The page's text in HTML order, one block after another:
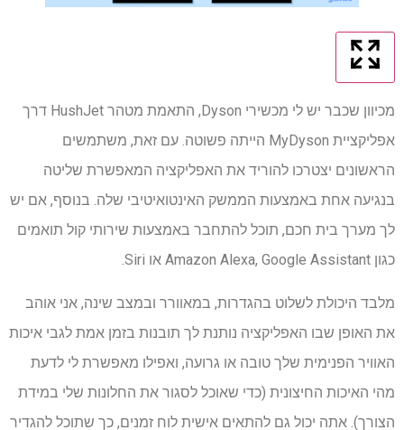
מכיוון שכבר יש לי מכשירי Dyson, התאמת מטהר HushJet דרך
אפליקציית MyDyson הייתה פשוטה. עם זאת, משתמשים
הראשונים יצטרכו להוריד את האפליקציה המאפשרת שליטה
בנגיעה אחת באמצעות הממשק האינטואיטיבי שלה. בנוסף, אם יש
לך מערך בית חכם, תוכל להתחבר באמצעות שירותי קול תואמים
כגון Amazon Alexa, Google Assistant או Siri.
מלבד היכולת לשלוט בהגדרות, במאוורר ובמצב שינה, אני אוהב
את האופן שבו האפליקציה נותנת לך תובנות בזמן אמת לגבי איכות
האוויר הפנימית שלך טובה או גרועה, ואפילו מאפשרת לי לדעת
מהי האיכות החיצונית (כדי שאוכל לסגור את החלונות שלי במידת
הצורך). אתה יכול גם להתאים אישית לוח זמנים, כך שתוכל להגדיר